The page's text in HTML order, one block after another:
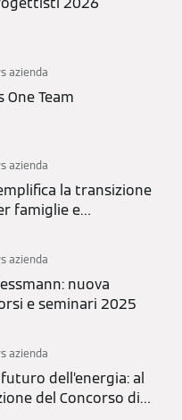
azienda
One Team
azienda
la transizione
famiglie e
azienda
nuova
e seminari 2025
azienda
dell’energia: al
del Concorso di